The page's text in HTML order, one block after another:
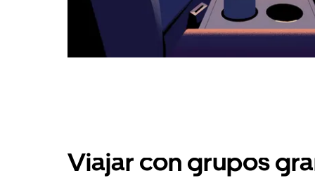
Viajar con grupos